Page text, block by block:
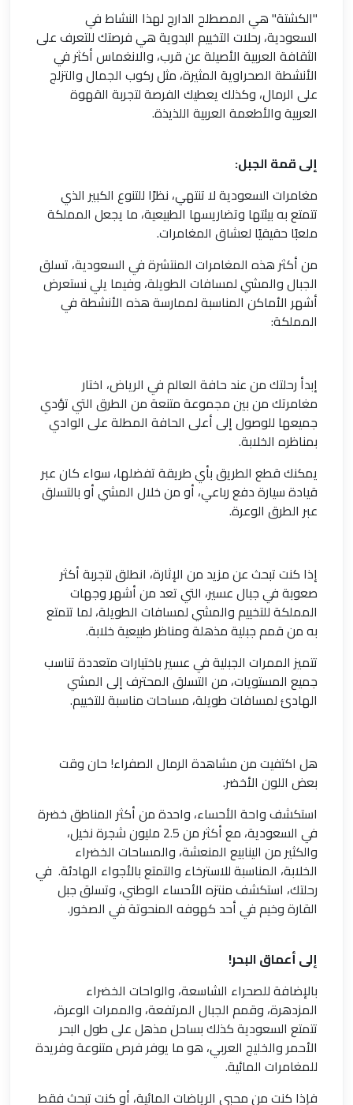
"الكشتة" هي المصطلح الدارج لهذا النشاط في
السعودية، رحلات التخييم البدوية هي فرصتك للتعرف على
الثقافة العربية الأصيلة عن قرب، والانغماس أكثر في
الأنشطة الصحراوية المثيرة، مثل ركوب الجمال والتزلج
على الرمال، وكذلك يعطيك الفرصة لتجربة القهوة
العربية والأطعمة العربية اللذيذة.
إلى قمة الجبل:
مغامرات السعودية لا تنتهي، نظرًا للتنوع الكبير الذي
تتمتع به بيئتها وتضاريسها الطبيعية، ما يجعل المملكة
ملعبًا حقيقيًا لعشاق المغامرات.
من أكثر هذه المغامرات المنتشرة في السعودية، تسلق
الجبال والمشي لمسافات الطويلة، وفيما يلي نستعرض
أشهر الأماكن المناسبة لممارسة هذه الأنشطة في
المملكة:
إبدأ رحلتك من عند حافة العالم في الرياض، اختار
مغامرتك من بين مجموعة متنعة من الطرق التي تؤدي
جميعها للوصول إلى أعلى الحافة المطلة على الوادي
بمناظره الخلابة.
يمكنك قطع الطريق بأي طريقة تفضلها، سواء كان عبر
قيادة سيارة دفع رباعي، أو من خلال المشي أو بالتسلق
عبر الطرق الوعرة.
إذا كنت تبحث عن مزيد من الإثارة، انطلق لتجربة أكثر
صعوبة في جبال عسير، التي تعد من أشهر وجهات
المملكة للتخييم والمشي لمسافات الطويلة، لما تتمتع
به من قمم جبلية مذهلة ومناظر طبيعية خلابة.
تتميز الممرات الجبلية في عسير باختيارات متعددة تناسب
جميع المستويات، من التسلق المحترف إلى المشي
الهادئ لمسافات طويلة، مساحات مناسبة للتخييم.
هل اكتفيت من مشاهدة الرمال الصفراء! حان وقت
بعض اللون الأخضر.
استكشف واحة الأحساء، واحدة من أكثر المناطق خضرة
في السعودية، مع أكثر من 2.5 مليون شجرة نخيل،
والكثير من الينابيع المنعشة، والمساحات الخضراء
الخلابة، المناسبة للاسترخاء والتمتع بالأجواء الهادئة. في
رحلتك، استكشف منتزه الأحساء الوطني، وتسلق جبل
القارة وخيم في أحد كهوفه المنحوتة في الصخور.
إلى أعماق البحر!
بالإضافة للصحراء الشاسعة، والواحات الخضراء
المزدهرة، وقمم الجبال المرتفعة، والممرات الوعرة،
تتمتع السعودية كذلك بساحل مذهل على طول البحر
الأحمر والخليج العربي، هو ما يوفر فرص متنوعة وفريدة
للمغامرات المائية.
فإذا كنت من محبي الرياضات المائية، أو كنت تبحث فقط